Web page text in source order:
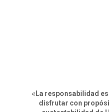
«La responsabilidad
disfrutar con